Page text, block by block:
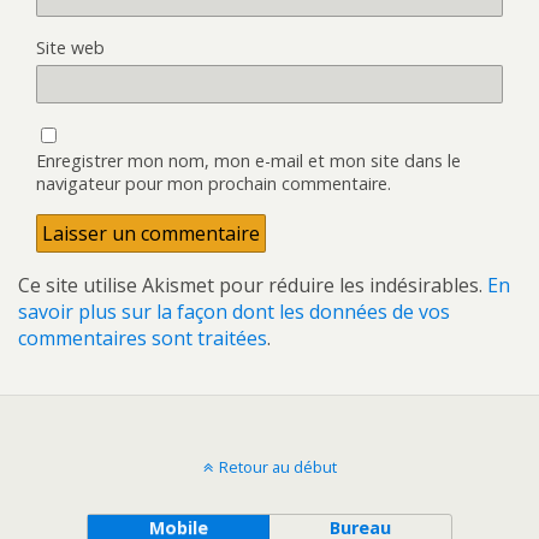
Site web
Enregistrer mon nom, mon e-mail et mon site dans le
navigateur pour mon prochain commentaire.
Ce site utilise Akismet pour réduire les indésirables. En
savoir plus sur la façon dont les données de vos
commentaires sont traitées.
Retour au début
Mobile Bureau